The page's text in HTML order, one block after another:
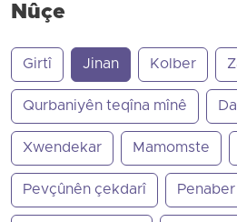
Nûçe
Girtî Jinan Kolber
Qurbaniyên teqîna mînê
Xwendekar Mamomste
Pevçûnên çekdarî Penaber